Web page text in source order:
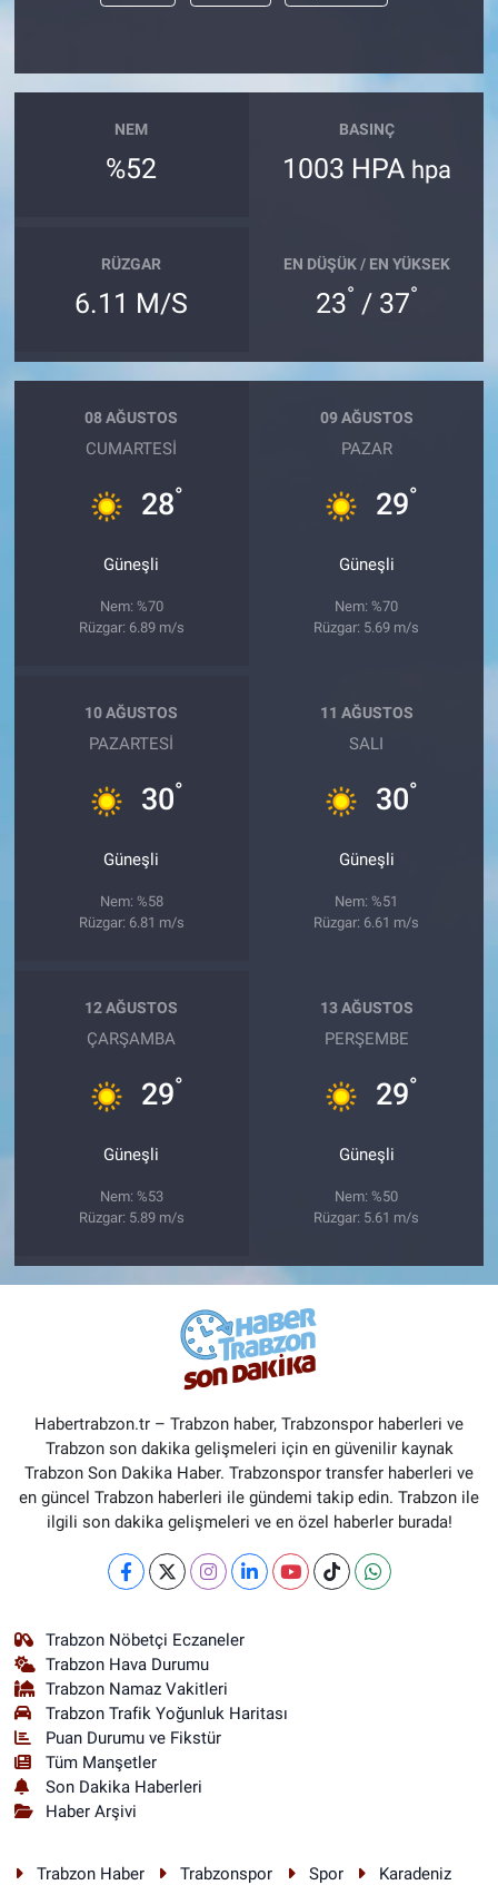
NEM
%52
BASINÇ
1003 HPA hpa
RÜZGAR
6.11 M/S
EN DÜŞÜK / EN YÜKSEK
23° / 37°
08 AĞUSTOS
CUMARTESI
28°
Güneşli
Nem: %70
Rüzgar: 6.89 m/s
09 AĞUSTOS
PAZAR
29°
Güneşli
Nem: %70
Rüzgar: 5.69 m/s
10 AĞUSTOS
PAZARTESI
30°
Güneşli
Nem: %58
Rüzgar: 6.81 m/s
11 AĞUSTOS
SALI
30°
Güneşli
Nem: %51
Rüzgar: 6.61 m/s
12 AĞUSTOS
ÇARŞAMBA
29°
Güneşli
Nem: %53
Rüzgar: 5.89 m/s
13 AĞUSTOS
PERŞEMBE
29°
Güneşli
Nem: %50
Rüzgar: 5.61 m/s
Habertrabzon.tr – Trabzon haber, Trabzonspor haberleri ve
Trabzon son dakika gelişmeleri için en güvenilir kaynak
Trabzon Son Dakika Haber. Trabzonspor transfer haberleri ve
en güncel Trabzon haberleri ile gündemi takip edin. Trabzon ile
ilgili son dakika gelişmeleri ve en özel haberler burada!
Trabzon Nöbetçi Eczaneler
Trabzon Hava Durumu
Trabzon Namaz Vakitleri
Trabzon Trafik Yoğunluk Haritası
Puan Durumu ve Fikstür
Tüm Manşetler
Son Dakika Haberleri
Haber Arşivi
Trabzon Haber Trabzonspor Spor Karadeniz